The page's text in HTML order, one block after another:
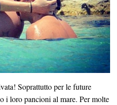
Soprattutto per le future
i loro pancioni al mare. Per molte